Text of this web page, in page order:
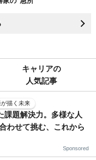
キャリアの
人気記事
描く未来
課題解決力。多様な人
わせて挑む、これから
Sponsored